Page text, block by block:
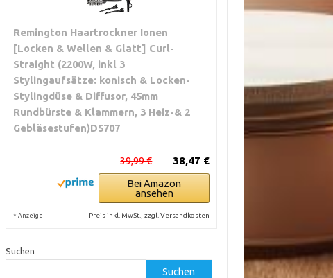
Remington Haartrockner Ionen
[Locken & Wellen & Glatt] Curl-
Straight (2200W, inkl 3
Stylingaufsätze: konisch & Locken-
Stylingdüse & Diffusor, 45mm
Rundbürste & Klammern, 3 Heiz-& 2
Gebläsestufen)D5707
38,47 €
39,99 €
Bei Amazon
ansehen
* Anzeige Preis inkl. MwSt., zzgl. Versandkosten
Suchen
Suchen